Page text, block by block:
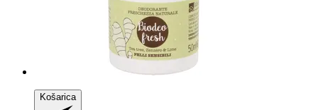
Košarica